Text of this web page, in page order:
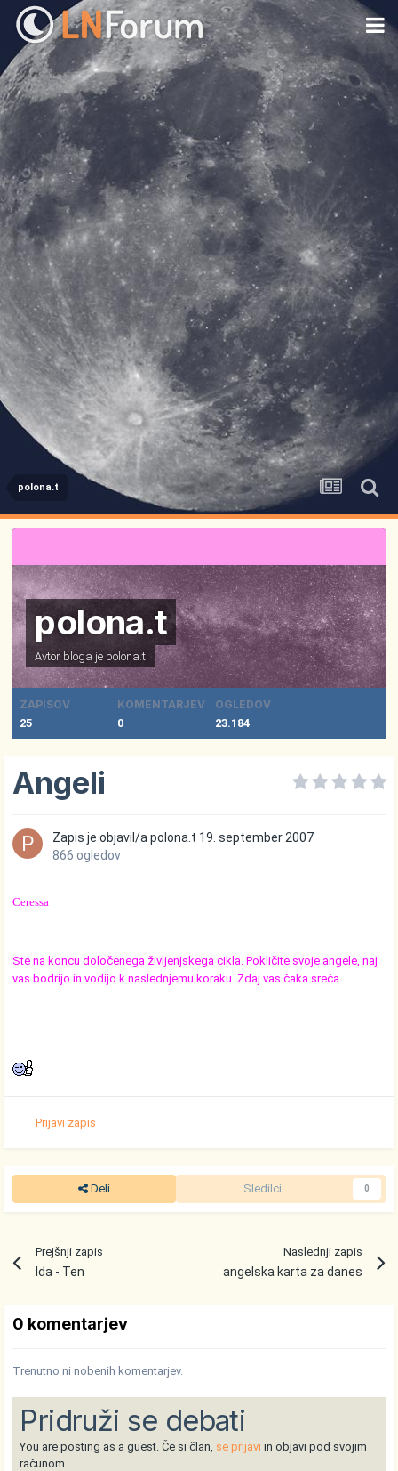
polona.t
polona.t
Avtor bloga je polona.t
ZAPISOV
25
KOMENTARJEV
0
OGLEDOV
23.184
Angeli
Zapis je objavil/apolona.t 19. september 2007
866 ogledov
Ceressa
Ste na koncu določenega življenjskega cikla. Pokličite svoje angele, naj
vas bodrijo in vodijo k naslednjemu koraku. Zdaj vas čaka sreča.
Prijavi zapis
Deli Sledilci 0
Prejšnji zapis
Ida - Ten
Naslednji zapis
angelska karta za danes
0 komentarjev
Trenutno ni nobenih komentarjev.
Pridruži se debati
You are posting as a guest. Če si član, se prijavi in objavi pod svojim
računom.